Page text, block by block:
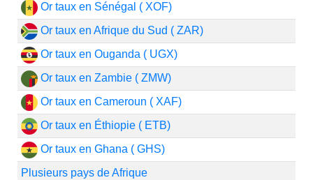
Or taux en Sénégal ( XOF)
Or taux en Afrique du Sud ( ZAR)
Or taux en Ouganda ( UGX)
Or taux en Zambie ( ZMW)
Or taux en Cameroun ( XAF)
Or taux en Éthiopie ( ETB)
Or taux en Ghana ( GHS)
Plusieurs pays de Afrique